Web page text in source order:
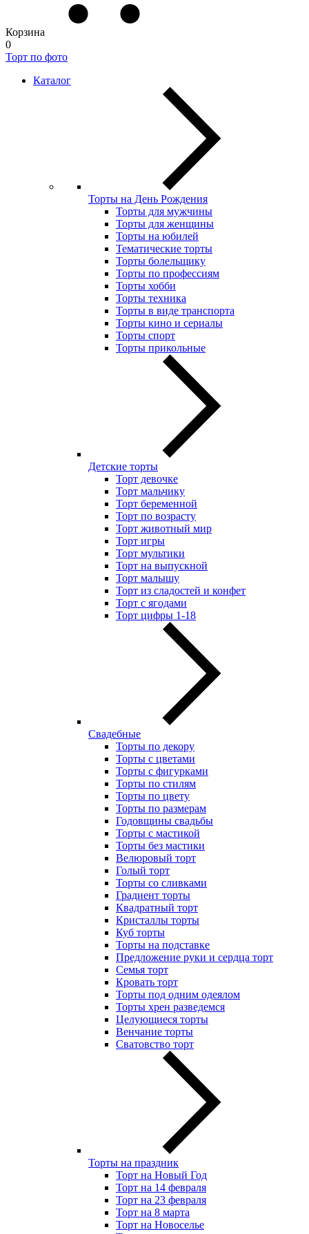
Корзина
0
Торт по фото
Каталог
Торты на День Рождения
Торты для мужчины
Торты для женщины
Торты на юбилей
Тематические торты
Торты болельщику
Торты по профессиям
Торты хобби
Торты техника
Торты в виде транспорта
Торты кино и сериалы
Торты спорт
Торты прикольные
Детские торты
Торт девочке
Торт мальчику
Торт беременной
Торт по возрасту
Торт животный мир
Торт игры
Торт мультики
Торт на выпускной
Торт малышу
Торт из сладостей и конфет
Торт с ягодами
Торт цифры 1-18
Свадебные
Торты по декору
Торты с цветами
Торты с фигурками
Торты по стилям
Торты по цвету
Торты по размерам
Годовщины свадьбы
Торты с мастикой
Торты без мастики
Велюровый торт
Голый торт
Торты со сливками
Градиент торты
Квадратный торт
Кристаллы торты
Куб торты
Торты на подставке
Предложение руки и сердца торт
Семья торт
Кровать торт
Торты под одним одеялом
Торты хрен разведемся
Целующиеся торты
Венчание торты
Сватовство торт
Торты на праздник
Торт на Новый Год
Торт на 14 февраля
Торт на 23 февраля
Торт на 8 марта
Торт на Новоселье